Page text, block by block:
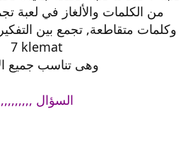
من الكلمات والألغاز في لعبة
7 klemat
وهى تناسب جميع
السؤال ,,,,,,,,,